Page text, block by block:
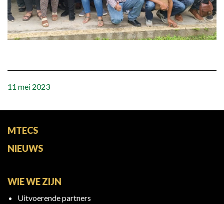
11 mei 2023
MTECS
NIEUWS
WIE WE ZIJN
Uitvoerende partners